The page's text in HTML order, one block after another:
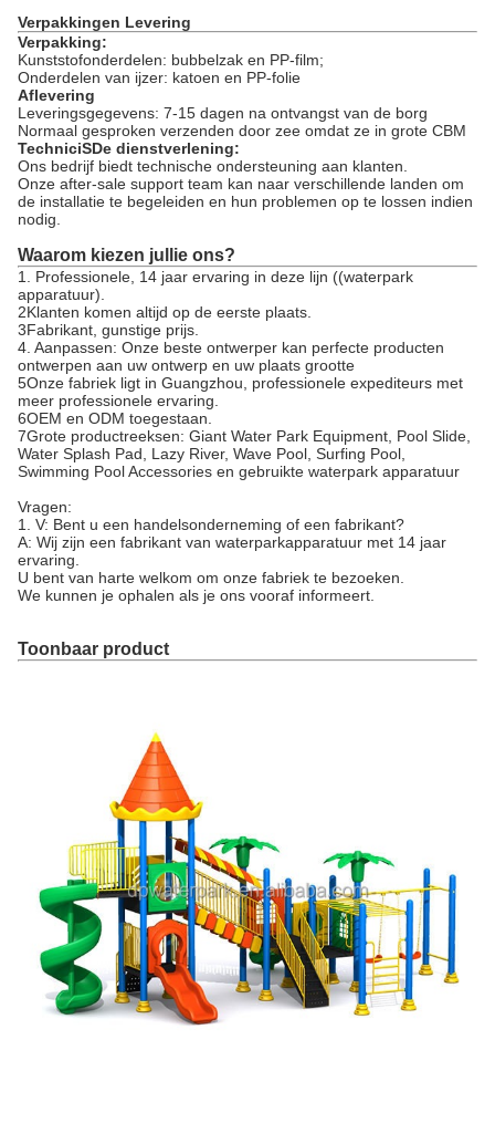
Verpakkingen Levering
Verpakking:
Kunststofonderdelen: bubbelzak en PP-film;
Onderdelen van ijzer: katoen en PP-folie
Aflevering
Leveringsgegevens: 7-15 dagen na ontvangst van de borg
Normaal gesproken verzenden door zee omdat ze in grote CBM
TechniciSDe dienstverlening:
Ons bedrijf biedt technische ondersteuning aan klanten.
Onze after-sale support team kan naar verschillende landen om
de installatie te begeleiden en hun problemen op te lossen indien
nodig.
Waarom kiezen jullie ons?
1. Professionele, 14 jaar ervaring in deze lijn ((waterpark
apparatuur).
2Klanten komen altijd op de eerste plaats.
3Fabrikant, gunstige prijs.
4. Aanpassen: Onze beste ontwerper kan perfecte producten
ontwerpen aan uw ontwerp en uw plaats grootte
5Onze fabriek ligt in Guangzhou, professionele expediteurs met
meer professionele ervaring.
6OEM en ODM toegestaan.
7Grote productreeksen: Giant Water Park Equipment, Pool Slide,
Water Splash Pad, Lazy River, Wave Pool, Surfing Pool,
Swimming Pool Accessories en gebruikte waterpark apparatuur
Vragen:
1. V: Bent u een handelsonderneming of een fabrikant?
A: Wij zijn een fabrikant van waterparkapparatuur met 14 jaar
ervaring.
U bent van harte welkom om onze fabriek te bezoeken.
We kunnen je ophalen als je ons vooraf informeert.
Toonbaar product